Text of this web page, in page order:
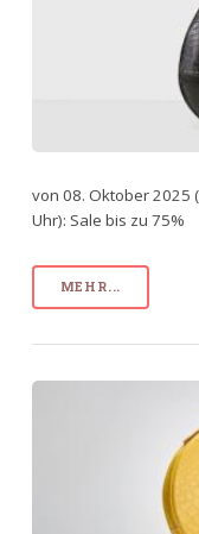
von 08. Oktober 2025
Uhr): Sale bis zu 75%
MEHR...